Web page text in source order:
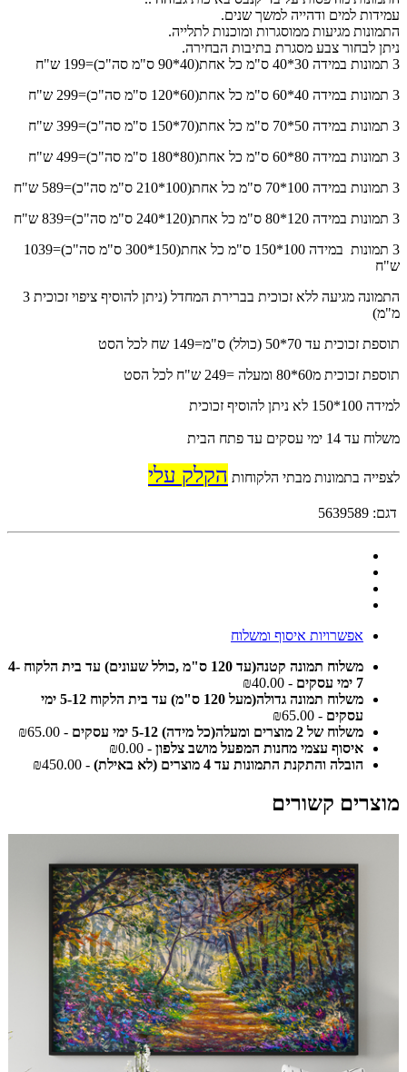
עמידות למים ודהייה למשך שנים.
התמונות מגיעות ממוסגרות ומוכנות לתלייה.
ניתן לבחור צבע מסגרת בתיבות הבחירה.
3 תמונות במידה 30*40 ס"מ כל אחת(40*90 ס"מ סה"כ)=199 ש"ח
3 תמונות במידה 40*60 ס"מ כל אחת(60*120 ס"מ סה"כ)=299 ש"ח
3 תמונות במידה 50*70 ס"מ כל אחת(70*150 ס"מ סה"כ)=399 ש"ח
3 תמונות במידה 80*60 ס"מ כל אחת(80*180 ס"מ סה"כ)=499 ש"ח
3 תמונות במידה 100*70 ס"מ כל אחת(100*210 ס"מ סה"כ)=589 ש"ח
3 תמונות במידה 120*80 ס"מ כל אחת(120*240 ס"מ סה"כ)=839 ש"ח
3 תמונות במידה 100*150 ס"מ כל אחת(150*300 ס"מ סה"כ)=1039
ש"ח
התמונה מגיעה ללא זכוכית בברירת המחדל (ניתן להוסיף ציפוי זכוכית 3
מ"מ)
תוספת זכוכית עד 70*50 (כולל) ס"מ=149 שח לכל הסט
תוספת זכוכית מ60*80 ומעלה =249 ש"ח לכל הסט
למידה 100*150 לא ניתן להוסיף זכוכית
משלוח עד 14 ימי עסקים עד פתח הבית
לצפייה בתמונות מבתי הלקוחות הקלק עלי
דגם: 5639589
אפשרויות איסוף ומשלוח
משלוח תמונה קטנה(עד 120 ס"מ ,כולל שעונים) עד בית הלקוח 4-
7 ימי עסקים
- ₪40.00
משלוח תמונה גדולה(מעל 120 ס"מ) עד בית הלקוח 5-12 ימי
עסקים - ₪65.00
משלוח של 2 מוצרים ומעלה(כל מידה) 5-12 ימי עסקים
- ₪65.00
איסוף עצמי מחנות המפעל מושב צלפון - ₪0.00
הובלה והתקנת התמונות עד 4 מוצרים (לא באילת)
- ₪450.00
מוצרים קשורים